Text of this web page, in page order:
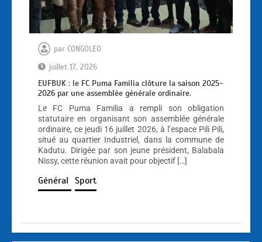
par CONGOLEO
juillet 17, 2026
EUFBUK : le FC Puma Familia clôture la saison 2025-
2026 par une assemblée générale ordinaire.
Le FC Puma Familia a rempli son obligation
statutaire en organisant son assemblée générale
ordinaire, ce jeudi 16 juillet 2026, à l’espace Pili Pili,
situé au quartier Industriel, dans la commune de
Kadutu. Dirigée par son jeune président, Balabala
Nissy, cette réunion avait pour objectif […]
Général Sport